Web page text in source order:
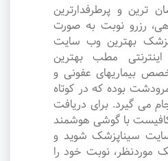
ترین و پرطرفدارترین
رزرو نوبت به صورت
بهترین وب سایت
مطب بهترین
بیماریهای عفونی و
بوده که در کوتاه
می گیرد. برای دریافت
کافیست با گوشی هوشمند
سیناپزشک شوید و
موردنظر، نوبت خود را